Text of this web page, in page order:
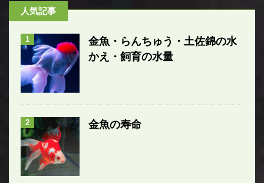
人気記事
1
金魚・らんちゅう・土佐錦の水
かえ・飼育の水量
2 金魚の寿命